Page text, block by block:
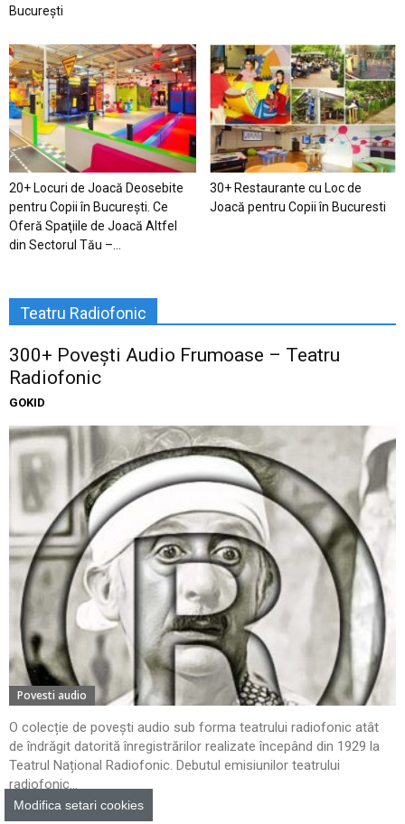
București
20+ Locuri de Joacă Deosebite
pentru Copii în Bucureşti. Ce
Oferă Spaţiile de Joacă Altfel
din Sectorul Tău –...
30+ Restaurante cu Loc de
Joacă pentru Copii în Bucuresti
Teatru Radiofonic
300+ Povești Audio Frumoase – Teatru
Radiofonic
GOKID
Povesti audio
O colecție de povești audio sub forma teatrului radiofonic atât
de îndrăgit datorită înregistrărilor realizate începând din 1929 la
Teatrul Național Radiofonic. Debutul emisiunilor teatrului
radiofonic...
Modifica setari cookies